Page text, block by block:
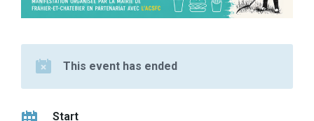
This event has ended
Start